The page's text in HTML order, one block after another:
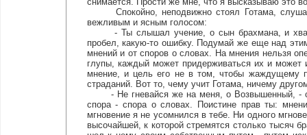
Спокойно, неподвижно стоял Готама,
вежливым и ясным голосом:
- Ты слышал учение, о сын брахмана, и
пробел, какую-то ошибку. Подумай же еще над
мнений и от споров о словах. На мнения нельзя
глупы, каждый может придерживаться их и
мнение, и цель его не в том, чтобы жаждущему
страданий. Вот то, чему учит Готама, ничему
- Не гневайся же на меня, о Возвышенный, -
спора - спора о словах. Поистине прав ты:
мгновение я не усомнился в тебе. Ни одного
высочайшей, к которой стремятся столько тысяч